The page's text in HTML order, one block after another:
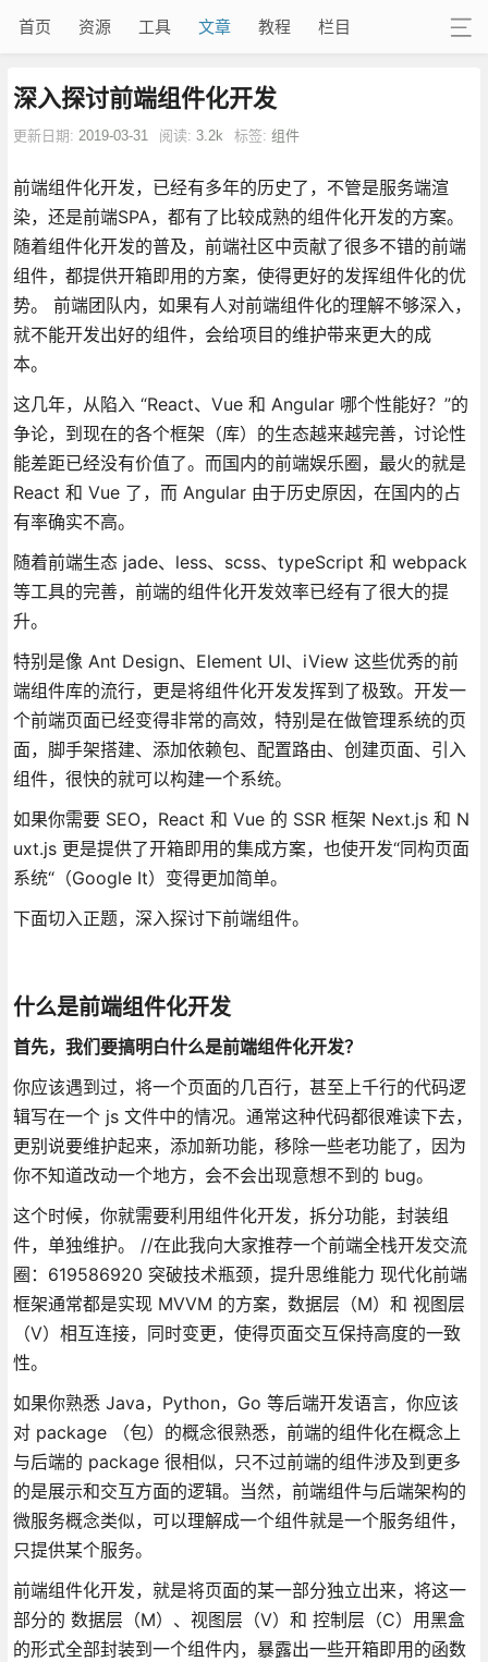
首页 资源 工具 文章 教程 栏目
深入探讨前端组件化开发
更新日期: 2019-03-31 阅读: 3.2k 标签: 组件
前端组件化开发，已经有多年的历史了，不管是服务端渲
染，还是前端SPA，都有了比较成熟的组件化开发的方案。
随着组件化开发的普及，前端社区中贡献了很多不错的前端
组件，都提供开箱即用的方案，使得更好的发挥组件化的优
势。 前端团队内，如果有人对前端组件化的理解不够深入，
就不能开发出好的组件，会给项目的维护带来更大的成
本。
这几年，从陷入 “React、Vue 和 Angular 哪个性能好？”的
争论，到现在的各个框架（库）的生态越来越完善，讨论性
能差距已经没有价值了。而国内的前端娱乐圈，最火的就是
React 和 Vue 了，而 Angular 由于历史原因，在国内的占
有率确实不高。
随着前端生态 jade、less、scss、typeScript 和 webpack
等工具的完善，前端的组件化开发效率已经有了很大的提
升。
特别是像 Ant Design、Element UI、iView 这些优秀的前
端组件库的流行，更是将组件化开发发挥到了极致。开发一
个前端页面已经变得非常的高效，特别是在做管理系统的页
面，脚手架搭建、添加依赖包、配置路由、创建页面、引入
组件，很快的就可以构建一个系统。
如果你需要 SEO，React 和 Vue 的 SSR 框架 Next.js 和 N
uxt.js 更是提供了开箱即用的集成方案，也使开发“同构页面
系统“（Google It）变得更加简单。
下面切入正题，深入探讨下前端组件。
什么是前端组件化开发
首先，我们要搞明白什么是前端组件化开发？
你应该遇到过，将一个页面的几百行，甚至上千行的代码逻
辑写在一个 js 文件中的情况。通常这种代码都很难读下去，
更别说要维护起来，添加新功能，移除一些老功能了，因为
你不知道改动一个地方，会不会出现意想不到的 bug。
这个时候，你就需要利用组件化开发，拆分功能，封装组
件，单独维护。 //在此我向大家推荐一个前端全栈开发交流
圈：619586920 突破技术瓶颈，提升思维能力 现代化前端
框架通常都是实现 MVVM 的方案，数据层（M）和 视图层
（V）相互连接，同时变更，使得页面交互保持高度的一致
性。
如果你熟悉 Java，Python，Go 等后端开发语言，你应该
对 package （包）的概念很熟悉，前端的组件化在概念上
与后端的 package 很相似，只不过前端的组件涉及到更多
的是展示和交互方面的逻辑。当然，前端组件与后端架构的
微服务概念类似，可以理解成一个组件就是一个服务组件，
只提供某个服务。
前端组件化开发，就是将页面的某一部分独立出来，将这一
部分的 数据层（M）、视图层（V）和 控制层（C）用黑盒
的形式全部封装到一个组件内，暴露出一些开箱即用的函数